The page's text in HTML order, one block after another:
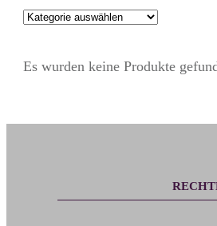
Es wurden keine Produkte